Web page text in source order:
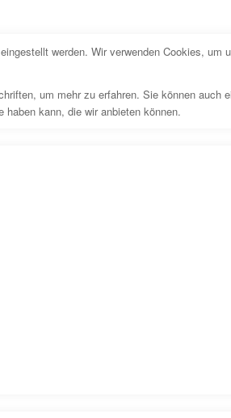
werden. Wir verwenden Cookies,
um mehr zu erfahren. Sie können
kann, die wir anbieten können.